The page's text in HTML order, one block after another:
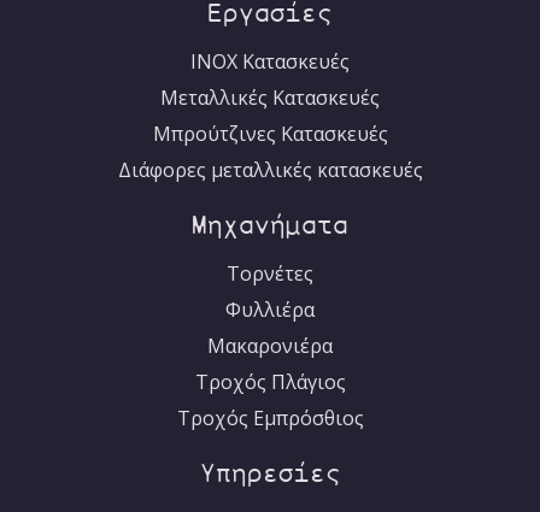
Εργασίες
INOX Κατασκευές
Μεταλλικές Κατασκευές
Μπρούτζινες Κατασκευές
Διάφορες μεταλλικές κατασκευές
Μηχανήματα
Τορνέτες
Φυλλιέρα
Μακαρονιέρα
Τροχός Πλάγιος
Τροχός Εμπρόσθιος
Υπηρεσίες